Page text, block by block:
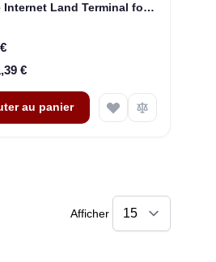
Internet Land Terminal for
€
au panier
Afficher